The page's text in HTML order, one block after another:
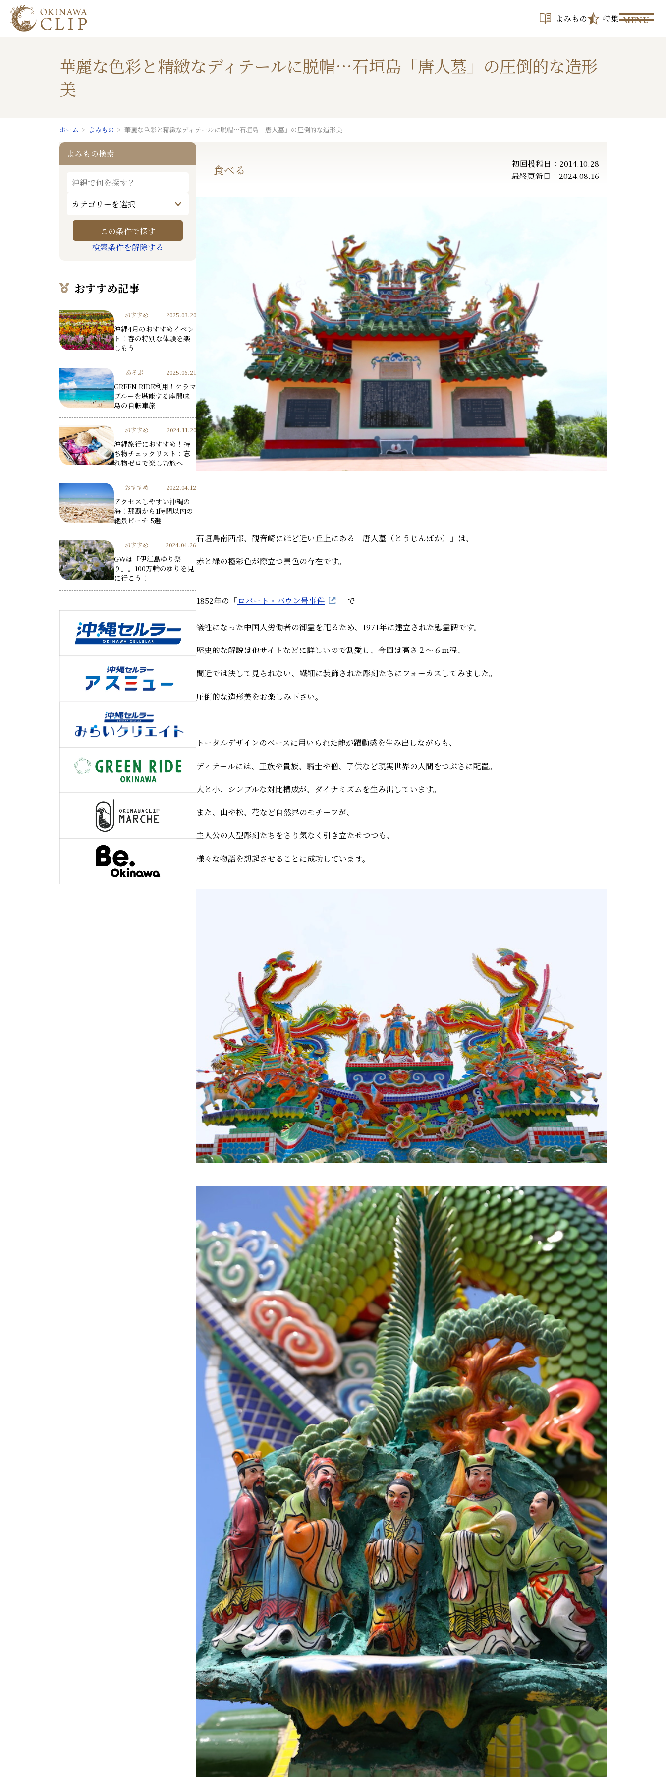
よみもの 特集 MENU
華麗な色彩と精緻なディテールに脱帽…石垣島「唐人墓」の圧倒的な造形
美
ホーム よみもの 華麗な色彩と精緻なディテールに脱帽…石垣島「唐人墓」の圧倒的な造形美
食べる
初回投稿日：2014.10.28
最終更新日：2024.08.16
石垣島南西部、観音崎にほど近い丘上にある「唐人墓（とうじんばか）」は、
赤と緑の極彩色が際立つ異色の存在です。
1852年の「ロバート・バウン号事件 」で
犠牲になった中国人労働者の御霊を祀るため、1971年に建立された慰霊碑です。
歴史的な解説は他サイトなどに詳しいので割愛し、今回は高さ２〜６ｍ程、
間近では決して見られない、繊細に装飾された彫刻たちにフォーカスしてみました。
圧倒的な造形美をお楽しみ下さい。
トータルデザインのベースに用いられた龍が躍動感を生み出しながらも、
ディテールには、王族や貴族、騎士や僧、子供など現実世界の人間をつぶさに配置。
大と小、シンプルな対比構成が、ダイナミズムを生み出しています。
また、山や松、花など自然界のモチーフが、
主人公の人型彫刻たちをさり気なく引き立たせつつも、
様々な物語を想起させることに成功しています。
よみもの検索
検索条件を解除する
おすすめ記事
おすすめ 2025.03.20
沖縄4月のおすすめイベン
ト！春の特別な体験を楽
しもう
あそぶ 2025.06.21
GREEN RIDE利用！ケラマ
ブルーを堪能する座間味
島の自転車旅
おすすめ 2024.11.20
沖縄旅行におすすめ！持
ち物チェックリスト：忘
れ物ゼロで楽しむ旅へ
おすすめ 2022.04.12
アクセスしやすい沖縄の
海！那覇から1時間以内の
絶景ビーチ 5選
おすすめ 2024.04.26
GWは「伊江島ゆり祭
り」。100万輪のゆりを見
に行こう！